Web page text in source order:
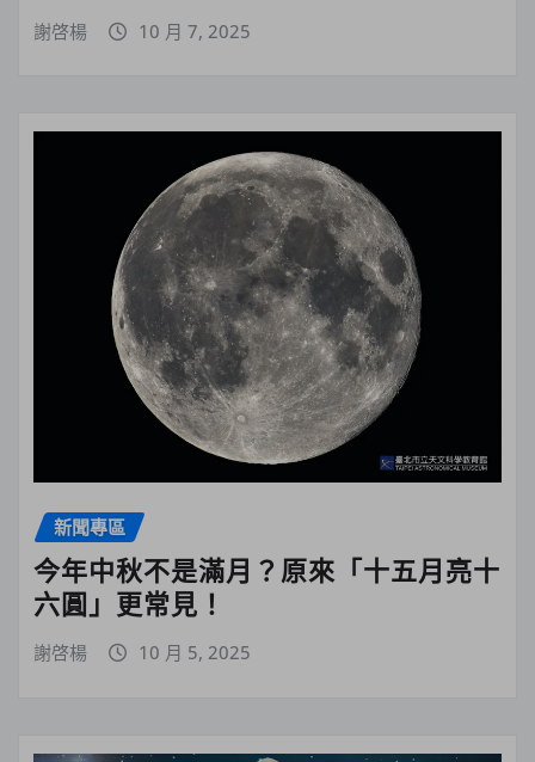
謝啓楊 10 月 7, 2025
新聞專區
今年中秋不是滿月？原來「十五月亮十
六圓」更常見！
謝啓楊 10 月 5, 2025